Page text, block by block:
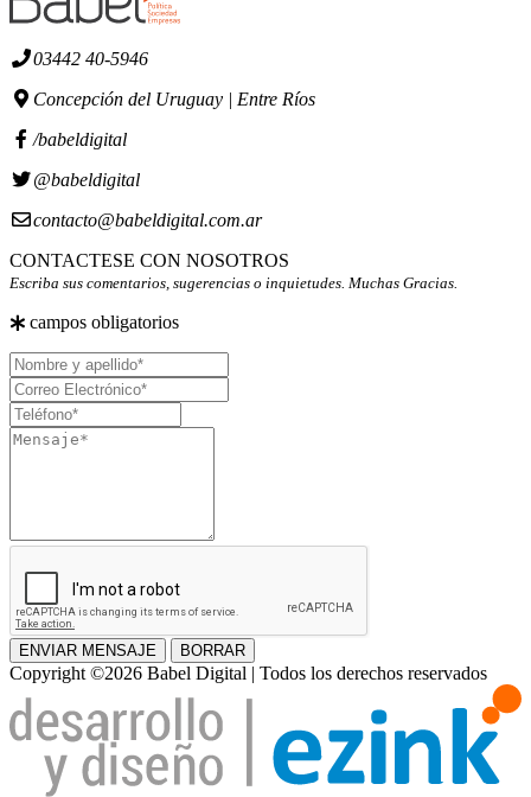
03442 40-5946
Concepción del Uruguay | Entre Ríos
/babeldigital
@babeldigital
contacto@babeldigital.com.ar
CONTACTESE CON NOSOTROS
Escriba sus comentarios, sugerencias o inquietudes. Muchas Gracias.
campos obligatorios
Nombre
y
apellido
Correo
Electrónico
Teléfono
Mensaje
ENVIAR MENSAJE BORRAR
Copyright ©2026 Babel Digital | Todos los derechos reservados